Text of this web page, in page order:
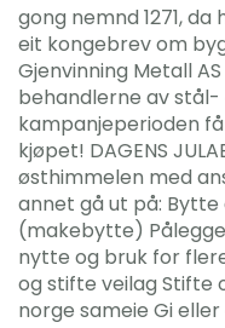
gong nemnd 1271,
eit kongebrev om
Gjenvinning Metall
behandlerne av stål-
kampanjeperioden
kjøpet! DAGENS
østhimmelen med
annet gå ut på:
(makebytte)
nytte og bruk for
og stifte veilag Stifte
norge sameie Gi